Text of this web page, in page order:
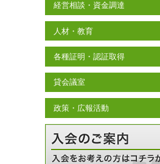
経営相談・資金調達
人材・教育
各種証明・認証取得
貸会議室
政策・広報活動